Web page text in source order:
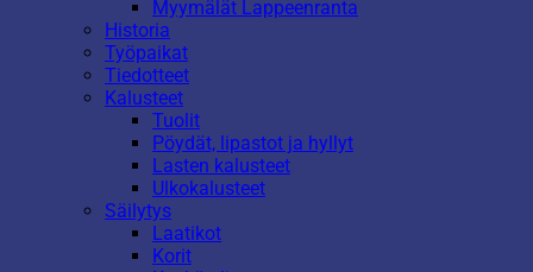
Myymälät Lappeenranta
Historia
Työpaikat
Tiedotteet
Kalusteet
Tuolit
Pöydät, lipastot ja hyllyt
Lasten kalusteet
Ulkokalusteet
Säilytys
Laatikot
Korit